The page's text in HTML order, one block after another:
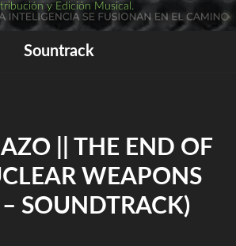
y Edición Musical.
Sountrack
|| THE END OF
WEAPONS
– SOUNDTRACK)